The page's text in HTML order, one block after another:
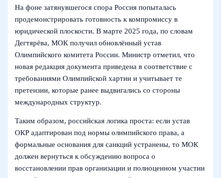
На фоне затянувшегося спора Россия попыталась
продемонстрировать готовность к компромиссу в
юридической плоскости. В марте 2025 года, по словам
Дегтярёва, МОК получил обновлённый устав
Олимпийского комитета России. Министр отметил, что
новая редакция документа приведена в соответствие с
требованиями Олимпийской хартии и учитывает те
претензии, которые ранее выдвигались со стороны
международных структур.
Таким образом, российская логика проста: если устав
ОКР адаптирован под нормы олимпийского права, а
формальные основания для санкций устранены, то МОК
должен вернуться к обсуждению вопроса о
восстановлении прав организации и полноценном участии